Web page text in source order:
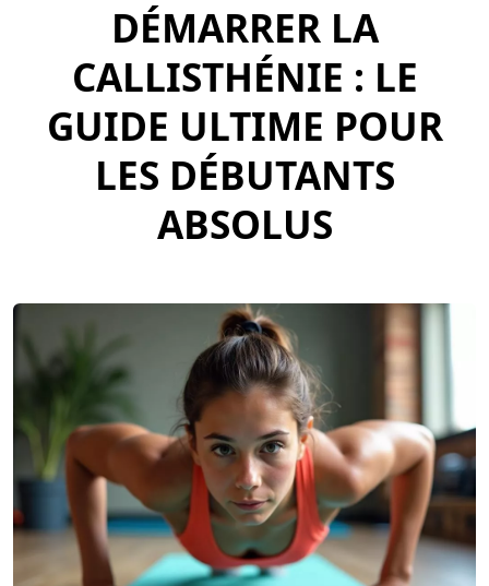
DÉMARRER LA
CALLISTHÉNIE : LE
GUIDE ULTIME POUR
LES DÉBUTANTS
ABSOLUS